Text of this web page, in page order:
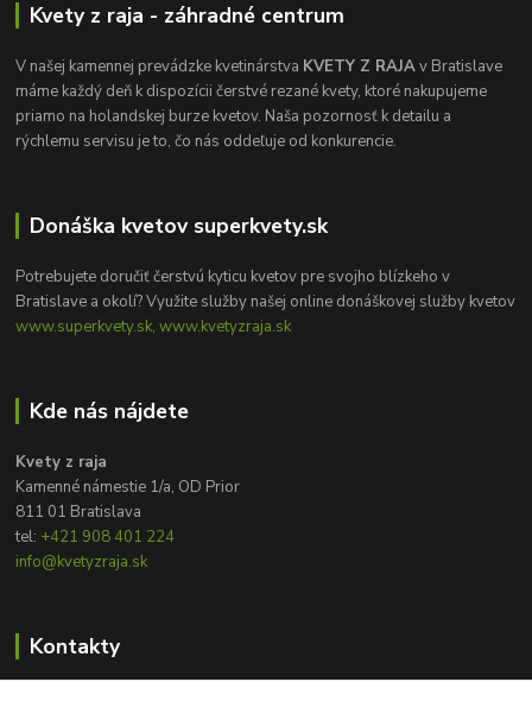
Kvety z raja - záhradné centrum
V našej kamennej prevádzke kvetinárstva KVETY Z RAJAv Bratislave
máme každý deň k dispozícii čerstvé rezané kvety, ktoré nakupujeme
priamo na holandskej burze kvetov. Naša pozornosť k detailu a
rýchlemu servisu je to, čo nás oddeľuje od konkurencie.
Donáška kvetov superkvety.sk
Potrebujete doručiť čerstvú kyticu kvetov pre svojho blízkeho v
Bratislave a okolí? Využite služby našej online donáškovej služby kvetov
www.superkvety.sk, www.kvetyzraja.sk
Kde nás nájdete
Kvety z raja
Kamenné námestie 1/a, OD Prior
811 01 Bratislava
tel: +421 908 401 224
info@kvetyzraja.sk
Kontakty